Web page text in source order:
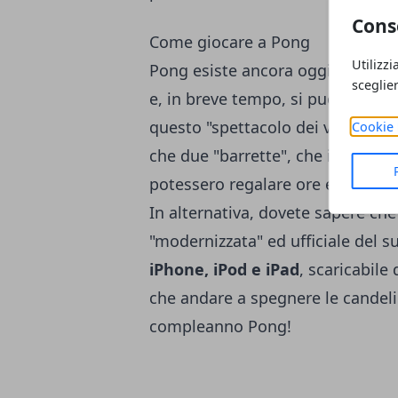
Cookie
Come giocare a Pong
Pong esiste ancora oggi, basta
e, in breve tempo, si può
questo "spettacolo dei
che due "barrette", che in realtà
potessero regalare ore e ore di
In alternativa, dovete sapere
"modernizzata" ed ufficiale del
iPhone, iPod e iPad, scaricabile
che andare a spegnere le
compleanno Pong!